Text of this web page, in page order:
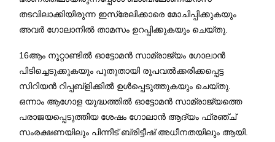
തടവിലാക്കിയിരുന്ന ഇസ്രേലിക്കാരെ മോചിപ്പിക്കുകയും
അവർ ഗോലാനിൽ താമസം ഉറപ്പിക്കുകയും ചെയ്തു.
16ആം നൂറ്റാണ്ടിൽ ഓട്ടോമൻ സാമ്രാജ്യം ഗോലാൻ
പിടിച്ചെടുക്കുകയും പുതുതായി രൂപവൽക്കരിക്കപ്പെട്ട
സിറിയൻ റിപ്പബ്ളിക്കിൽ ഉൾപ്പെടുത്തുകയും ചെയ്തു.
ഒന്നാം ആഗോള യുദ്ധത്തിൽ ഓട്ടോമൻ സാമ്രാജ്യത്തെ
പരാജയപ്പെടുത്തിയ ശേഷം ഗോലാൻ ആദ്യം ഫ്രഞ്ച്
സംരക്ഷണയിലും പിന്നീട് ബ്രിട്ടീഷ് അധീനതയിലും ആയി.